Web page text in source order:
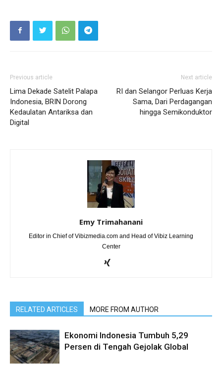
Previous article
Lima Dekade Satelit Palapa
Indonesia, BRIN Dorong
Kedaulatan Antariksa dan
Digital
Next article
RI dan Selangor Perluas Kerja
Sama, Dari Perdagangan
hingga Semikonduktor
Emy Trimahanani
Editor in Chief of Vibizmedia.com and Head of Vibiz Learning
Center
RELATED ARTICLES MORE FROM AUTHOR
Ekonomi Indonesia Tumbuh 5,29
Persen di Tengah Gejolak Global